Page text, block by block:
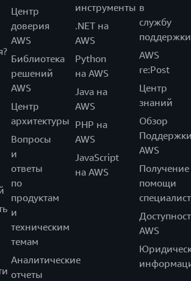
Центр
доверия
AWS
Библиотека
решений
AWS
Центр
архитектуры
Вопросы
и
ответы
по
продуктам
и
техническим
темам
Аналитические
отчеты
инструменты
.NET на
AWS
Python
на AWS
Java на
AWS
PHP на
AWS
JavaScript
на AWS
в
службу
поддержки
AWS
re:Post
Центр
знаний
Обзор
AWS
Получение
помощи
AWS